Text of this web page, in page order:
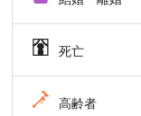
死亡
高齢者